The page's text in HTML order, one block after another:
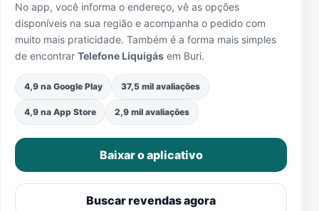
No app, você informa o endereço, vê as opções
disponíveis na sua região e acompanha o pedido com
muito mais praticidade. Também é a forma mais simples
de encontrar Telefone Liquigás em Buri.
4,9 na Google Play 37,5 mil avaliações
4,9 na App Store 2,9 mil avaliações
Baixar o aplicativo
Buscar revendas agora